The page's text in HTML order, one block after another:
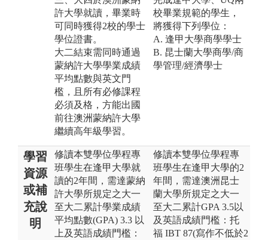
許大學就讀，畢業時
可同時獲得2校的學士
學位證書。
大二結束需同時通過
蒙納許大學學業成績
平均點數與英文門
檻，且所有必修課程
必須及格，方能出國
前往澳洲蒙納許大學
繼續高年級學習。
校畢業規範的學生，
將獲得下列學位：
A. 逢甲大學商學學士
B. 昆士蘭大學商學/商
學管理/經濟學士
學習
資源
或補
充說
明
修讀本雙學位學程專
班學生在逢甲大學就
讀的2年間，需達蒙納
許大學所規定之大一
至大二累計學業成績
平均點數(GPA) 3.3 以
上及英語成績門檻：
修讀本雙學位學程專
班學生在逢甲大學的2
年間，需達澳洲昆士
蘭大學所規定之大一
至大二累計GPA 3.5以
及英語成績門檻：托
福 IBT 87(寫作不低於2